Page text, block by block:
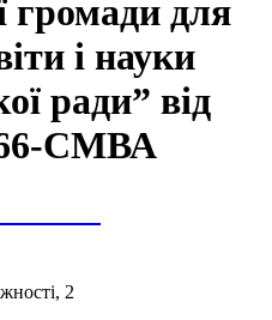
громади для
і науки
ради” від
СМВА
2